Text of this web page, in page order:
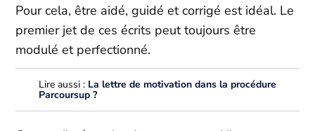
Pour cela, être aidé, guidé et corrigé est idéal. Le
premier jet de ces écrits peut toujours être
modulé et perfectionné.
Lire aussi : La lettre de motivation dans la procédure
Parcoursup ?